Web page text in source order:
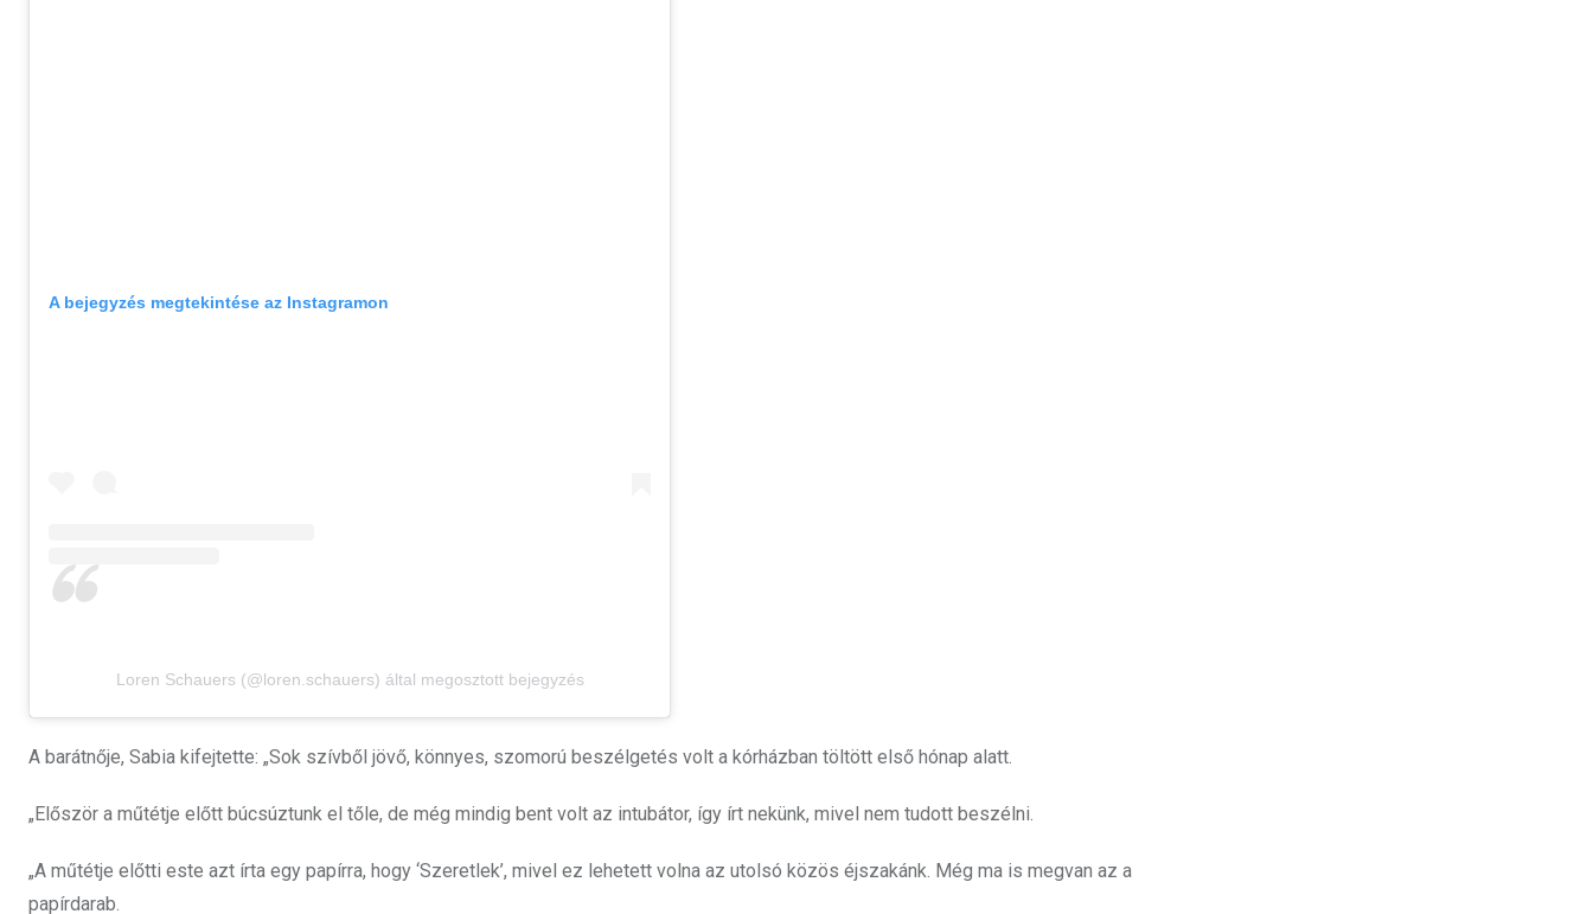
A bejegyzés megtekintése az Instagramon
Loren Schauers (@loren.schauers) által megosztott bejegyzés
A barátnője, Sabia kifejtette: „Sok szívből jövő, könnyes, szomorú beszélgetés volt a kórházban töltött első hónap alatt.
„Először a műtétje előtt búcsúztunk el tőle, de még mindig bent volt az intubátor, így írt nekünk, mivel nem tudott beszélni.
„A műtétje előtti este azt írta egy papírra, hogy ‘Szeretlek’, mivel ez lehetett volna az utolsó közös éjszakánk. Még ma is megvan az a
papírdarab.